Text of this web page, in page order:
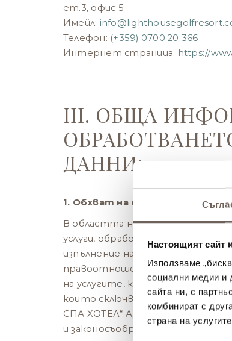
Настоящият сайт
Използваме
социални медии и
сайта ни, с
комбинират с
страна на
ет.3, офис 5
Имейл: info@
Телефон: (+359) 0700 20 366
Интернет страница: https://
III. ОБЩА
ДАННИ:
1. Обхват на обработката на
В областта на туризма и
услуги, обработването на лични
изпълнение на законови
правоотношенията, така и за
на услугите, които предлагаме
които сключваме. Без тези
СПА ХОТЕЛ“ АД не би могло да
и законосъобразно изпълнение